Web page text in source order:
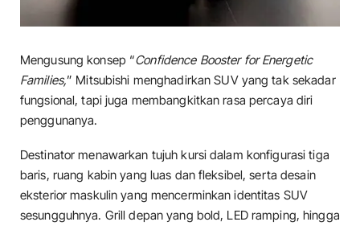
Mengusung konsep “Confidence Booster for Energetic
Families,” Mitsubishi menghadirkan SUV yang tak sekadar
fungsional, tapi juga membangkitkan rasa percaya diri
penggunanya.
Destinator menawarkan tujuh kursi dalam konfigurasi tiga
baris, ruang kabin yang luas dan fleksibel, serta desain
eksterior maskulin yang mencerminkan identitas SUV
sesungguhnya. Grill depan yang bold, LED ramping, hingga